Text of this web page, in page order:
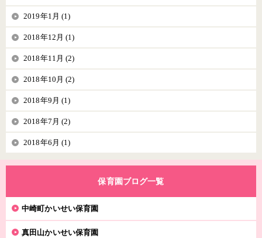
2019年1月 (1)
2018年12月 (1)
2018年11月 (2)
2018年10月 (2)
2018年9月 (1)
2018年7月 (2)
2018年6月 (1)
保育園ブログ一覧
中崎町かいせい保育園
真田山かいせい保育園